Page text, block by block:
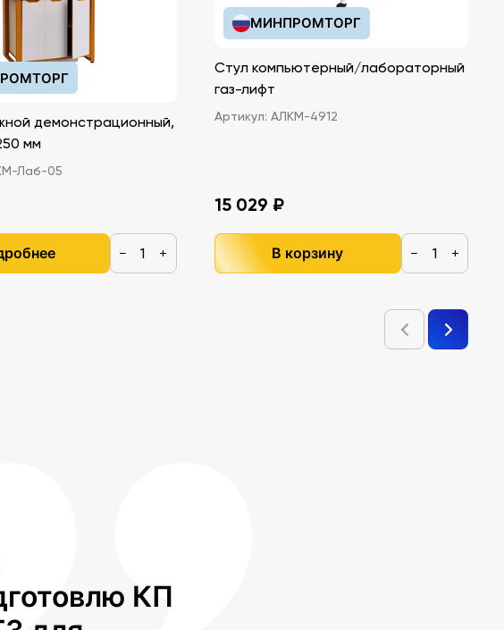
демонстрационный,
мм
Лаб-05
− +
МИНПРОМТОРГ
Стул компьютерный/лабораторный
газ-лифт
Артикул: АЛКМ-4912
15 029 ₽
В корзину − +
КП